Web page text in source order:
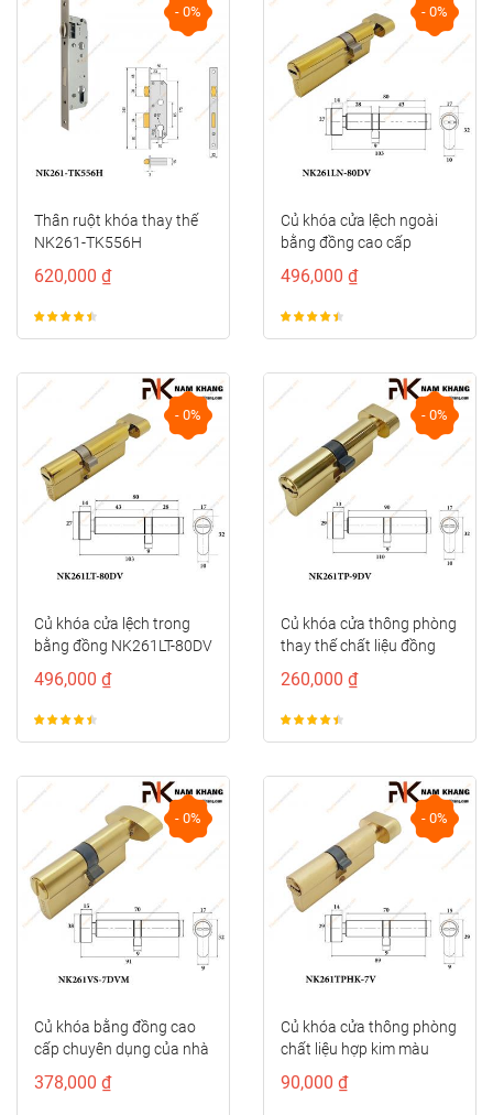
- 0%
Thân ruột khóa thay thế
NK261-TK556H
620,000 ₫
- 0%
Củ khóa cửa lệch ngoài
bằng đồng cao cấp
496,000 ₫
- 0%
Củ khóa cửa lệch trong
bằng đồng NK261LT-80DV
496,000 ₫
- 0%
Củ khóa cửa thông phòng
thay thế chất liệu đồng
260,000 ₫
- 0%
Củ khóa bằng đồng cao
cấp chuyên dụng của nhà
378,000 ₫
- 0%
Củ khóa cửa thông phòng
chất liệu hợp kim màu
90,000 ₫